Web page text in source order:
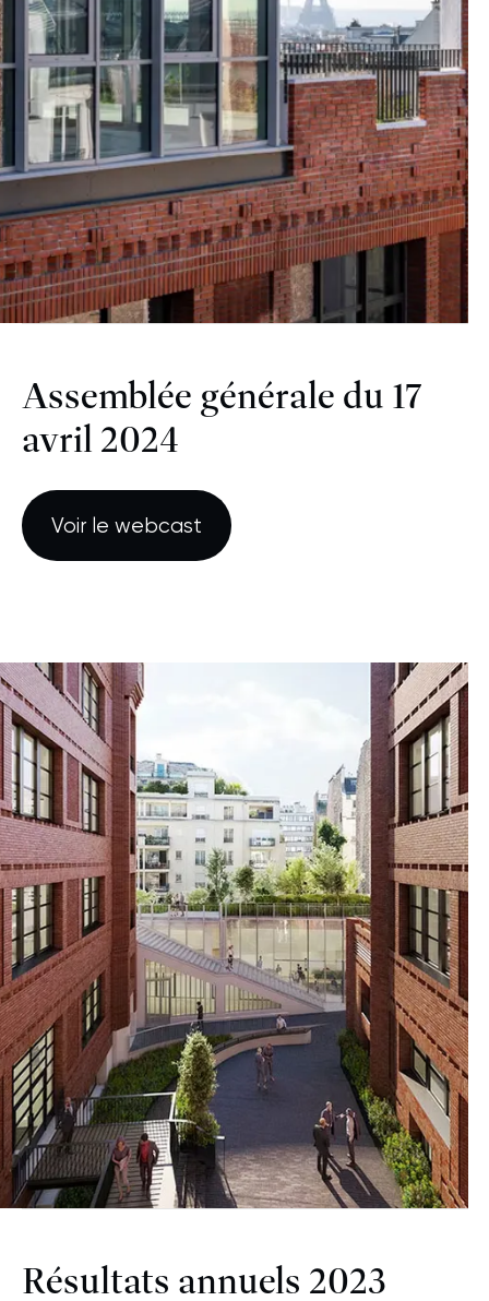
Assemblée générale du 17
avril 2024
Voir le webcast
Résultats annuels 2023